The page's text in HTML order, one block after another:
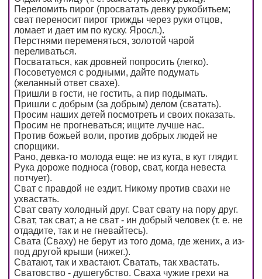
Переломить пирог (просватать девку рукобитьем;
сват переносит пирог трижды через руки отцов,
ломает и дает им по куску. Яросл.).
Перстнями переменяться, золотой чарой
переливаться.
Посвататься, как дровней попросить (легко).
Посоветуемся с родными, дайте подумать
(желанный ответ свахе).
Пришли в гости, не гостить, а пир подымать.
Пришли с добрым (за добрым) делом (сватать).
Просим наших детей посмотреть и своих показать.
Просим не прогневаться; ищите лучше нас.
Против божьей воли, против добрых людей не
спорщики.
Рано, девка-то молода еще: не из кута, в кут глядит.
Рука дороже подноса (говор, сват, когда невеста
потчует).
Сват с правдой не ездит. Никому против свахи не
ухвастать.
Сват свату холодный друг. Сват свату на пору друг.
Сват, так сват; а не сват - ин добрый человек (т. е. не
отдадите, так и не гневайтесь).
Свата (Сваху) не берут из того дома, где жених, а из-
под другой крыши (нижег.).
Сватают, так и хвастают. Сватать, так хвастать.
Сватовство - душегубство. Сваха чужие грехи на